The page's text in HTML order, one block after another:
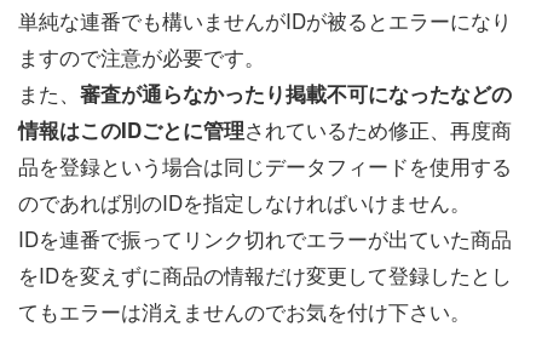
単純な連番でも構いませんがIDが被るとエラーになり
ますので注意が必要です。
また、 審査が通らなかったり掲載不可になったなどの
情報はこのIDごとに管理されているため修正、再度商
品を登録という場合は同じデータフィードを使用する
のであれば別のIDを指定しなければいけません。
IDを連番で振ってリンク切れでエラーが出ていた商品
をIDを変えずに商品の情報だけ変更して登録したとし
てもエラーは消えませんのでお気を付け下さい。